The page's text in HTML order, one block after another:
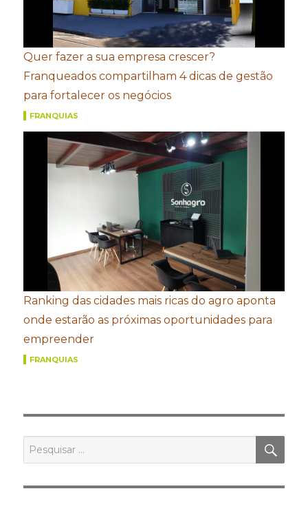
Quer fazer a sua empresa crescer?
Franqueados compartilham 4 dicas de gestão
para fortalecer os negócios
FRANQUIAS
Ranking das cidades mais ricas do agro aponta
onde estarão as próximas oportunidades para
empreender
FRANQUIAS
por: